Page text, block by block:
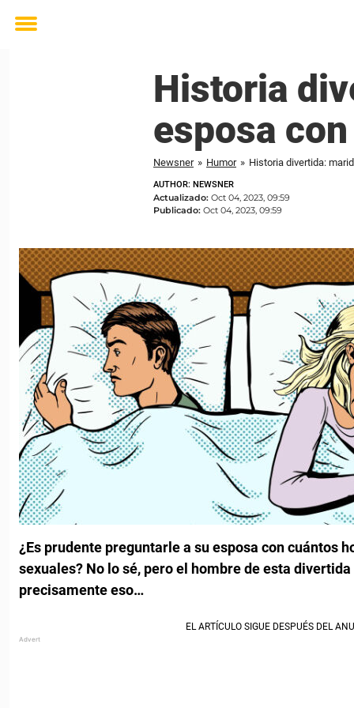
Toggle
Historia
esposa
Newsner » Humor » Historia divertida:
AUTHOR: NEWSNER
Actualizado: Oct 04, 2023, 09:59
Publicado: Oct 04, 2023, 09:59
¿Es prudente preguntarle a su esposa con cuántos
sexuales? No lo sé, pero el hombre de esta
precisamente eso…